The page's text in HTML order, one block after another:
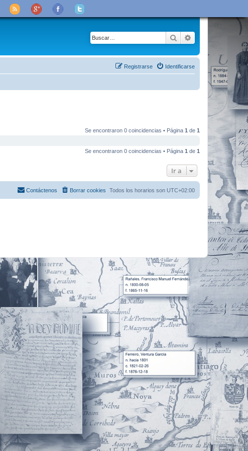
Buscar Búsqueda
Identificarse
Registrarse
Se encontraron 0 coincidencias • Página 1 de 1
Se encontraron 0 coincidencias • Página 1 de 1
Ir a
Todos los horarios son UTC+02:00
Borrar cookies
Contáctenos